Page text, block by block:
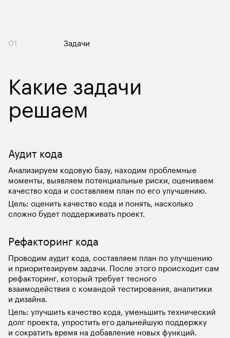
01 Задачи
Какие задачи
решаем
Аудит кода
Анализируем кодовую базу, находим проблемные
моменты, выявляем потенциальные риски, оцениваем
качество кода и составляем план по его улучшению.
Цель: оценить качество кода и понять, насколько
сложно будет поддерживать проект.
Рефакторинг кода
Проводим аудит кода, составляем план по улучшению
и приоритезируем задачи. После этого происходит сам
рефакторинг, который требует тесного
взаимодействия с командой тестирования, аналитики
и дизайна.
Цель: улучшить качество кода, уменьшить технический
долг проекта, упростить его дальнейшую поддержку
и сократить время на добавление новых функций.